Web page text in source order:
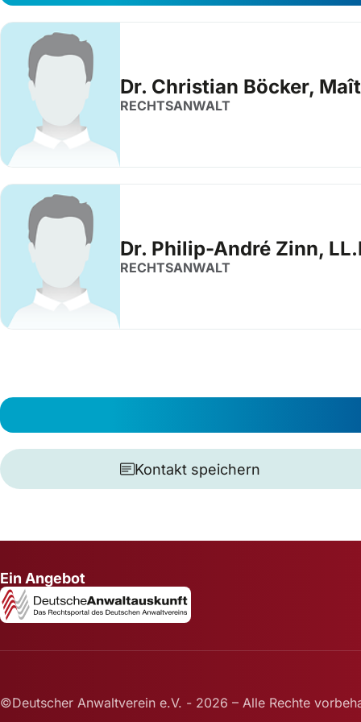
Dr. Christian Böcker,
RECHTSANWALT
Dr. Philip-André Zinn,
RECHTSANWALT
Kontakt speichern
Ein Angebot
©Deutscher Anwaltverein e.V. - 2026 – Alle Rechte